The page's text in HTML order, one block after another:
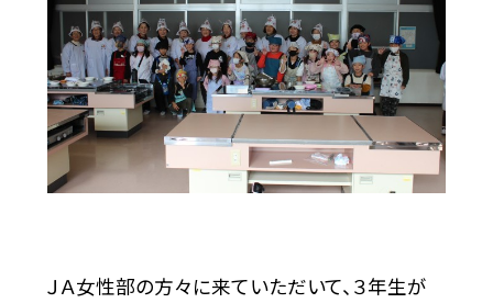
ＪＡ女性部の方々に来ていただいて、３年生が